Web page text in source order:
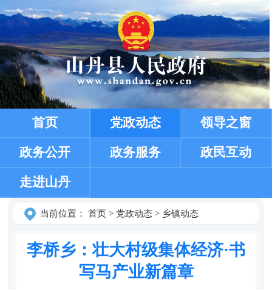
首页 党政动态 领导之窗
政务公开 政务服务 政民互动
走进山丹
当前位置： 首页> 党政动态> 乡镇动态
李桥乡：壮大村级集体经济·书
写马产业新篇章